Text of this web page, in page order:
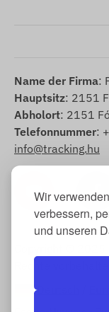
Wir
verbessern,
und unseren
Name der Firma:
Hauptsitz: 2151
Abholort: 2151
Telefonnummer:
info@tracking.hu